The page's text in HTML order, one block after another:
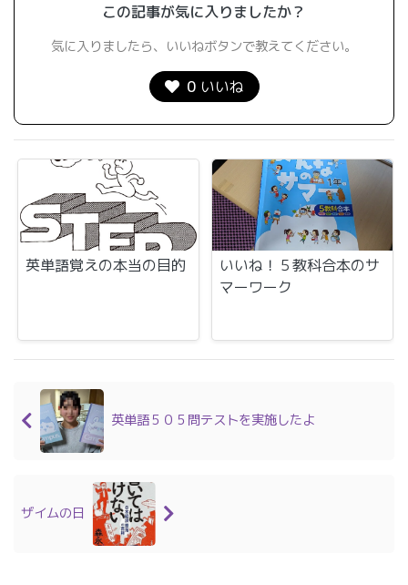
この記事が気に入りましたか？
気に入りましたら、いいねボタンで教えてください。
0 いいね
英単語覚えの本当の目的
いいね！５教科合本のサ
マーワーク
英単語５０５問テストを実施したよ
ザイムの日